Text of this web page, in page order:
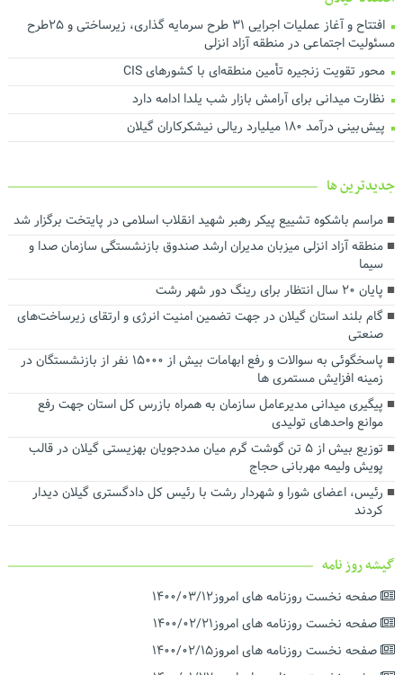
خرید تضمینی گندم در گیلان آغاز شد
لزوم اجماع رسانه‌ای برای نجات محیط‌زیست گیلان
هم‌افزایی برای ارتقای فرهنگ مصرف و مدیریت بهینه انرژی
تأخیر در پرداخت تسهیلات، اثربخشی حمایت از تولید را کاهش می‌دهد
درآمد پایدار کلید توسعه شهری است
اجرای بیش از ۵۰ پروژه آبرسانی در گیلان
گیلان
رضایت بازنشستگان و بهبود معیشت و تکریم آنها سرلوحه اهداف
سازمانی است
توسعه شبکه ریلی بندر کاسپین برای افزایش ظرفیت ترانزیتی در دستور
کار قرار گرفت
تفاهم‌نامه همکاری میان سازمان منطقه آزاد انزلی و شرکت ملی پست
جمهوری اسلامی ایران امضا شد
افتتاح و آغاز عملیات اجرایی ۳۱ طرح سرمایه گذاری، زیرساختی و ۲۵طرح
مسئولیت اجتماعی در منطقه آزاد انزلی
محور تقویت زنجیره تأمین منطقه‌ای با کشورهای CIS
نظارت میدانی برای آرامش بازار شب یلدا ادامه دارد
پیش بینی درآمد ۱۸۰ میلیارد ریالی نیشکرکاران گیلان
جديدترين ها
مراسم باشکوه تشییع پیکر رهبر شهید انقلاب اسلامی در پایتخت برگزار شد
منطقه آزاد انزلی میزبان مدیران ارشد صندوق بازنشستگی سازمان صدا و
سیما
پایان ۲۰ سال انتظار برای رینگ دور شهر رشت
گام بلند استان گیلان در جهت تضمین امنیت انرژی و ارتقای زیرساخت‌های
صنعتی
پاسخگوئی به سوالات و رفع ابهامات بیش از ۱۵۰۰۰ نفر از بازنشستگان در
زمینه افزایش مستمری ها
پیگیری میدانی مدیرعامل سازمان به همراه بازرس کل استان جهت رفع
موانع واحدهای تولیدی
توزیع بیش از ۵ تن گوشت گرم میان مددجویان بهزیستی گیلان در قالب
پویش ولیمه مهربانی حجاج
رئیس، اعضای شورا و شهردار رشت با رئیس‌ کل دادگستری گیلان دیدار
کردند ‌
گیشه روز نامه
صفحه نخست روزنامه های امروز۱۴۰۰/۰۳/۱۲
صفحه نخست روزنامه های امروز۱۴۰۰/۰۲/۲۱
صفحه نخست روزنامه های امروز۱۴۰۰/۰۲/۱۵